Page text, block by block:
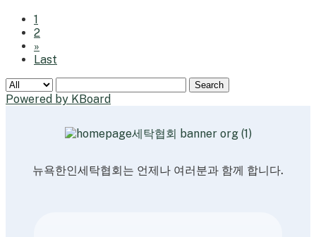
1
2
»
Last
Search
Powered by KBoard
뉴욕한인세탁협회는 언제나 여러분과 함께 합니다.